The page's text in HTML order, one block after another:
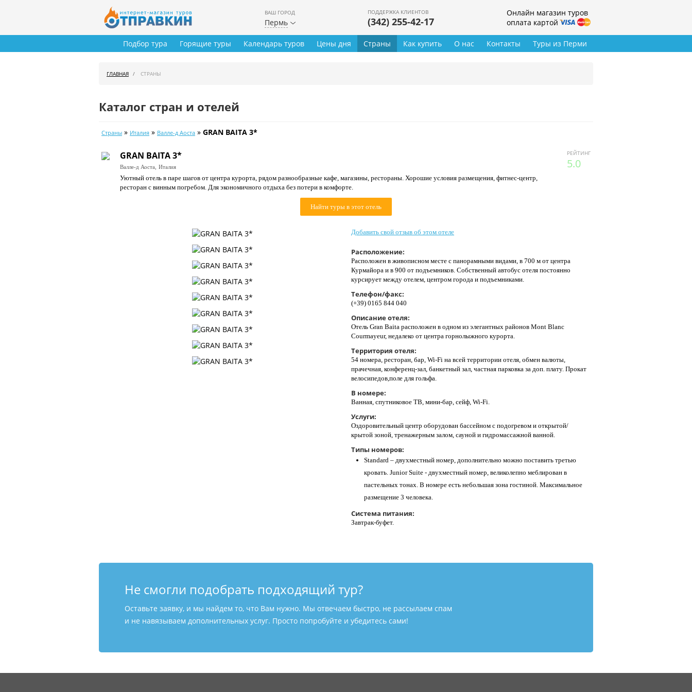
ВАШ ГОРОД
Пермь
ПОДДЕРЖКА КЛИЕНТОВ
(342) 255-42-17
Онлайн магазин туров
оплата картой
Туры из Перми
Подбор тура Горящие туры Календарь туров Цены дня Страны Как купить О нас Контакты
ГЛАВНАЯ СТРАНЫ
Каталог стран и отелей
Страны » Италия » Валле-д Аоста » GRAN BAITA 3*
РЕЙТИНГ
5.0
GRAN BAITA 3*
Валле-д Аоста, Италия
Уютный отель в паре шагов от центра курорта, рядом разнообразные кафе, магазины, рестораны. Хорошие условия размещения, фитнес-центр,
ресторан с винным погребом. Для экономичного отдыха без потери в комфорте.
Найти туры в этот отель
Добавить свой отзыв об этом отеле
Расположение:
Расположен в живописном месте с панорамными видами, в 700 м от центра
Курмайора и в 900 от подъемников. Собственный автобус отеля постоянно
курсирует между отелем, центром города и подъемниками.
Телефон/факс:
(+39) 0165 844 040
Описание отеля:
Отель Gran Baita расположен в одном из элегантных районов Mont Blanc
Courmayeur, недалеко от центра горнолыжного курорта.
Территория отеля:
54 номера, ресторан, бар, Wi-Fi на всей территории отеля, обмен валюты,
прачечная, конференц-зал, банкетный зал, частная парковка за доп. плату. Прокат
велосипедов,поле для гольфа.
В номере:
Ванная, спутниковое ТВ, мини-бар, сейф, Wi-Fi.
Услуги:
Оздоровительный центр оборудован бассейном с подогревом и открытой/
крытой зоной, тренажерным залом, сауной и гидромассажной ванной.
Типы номеров:
Standard – двухместный номер, дополнительно можно поставить третью
кровать. Junior Suite - двухместный номер, великолепно меблирован в
пастельных тонах. В номере есть небольшая зона гостиной. Максимальное
размещение 3 человека.
Система питания:
Завтрак-буфет.
Не смогли подобрать подходящий тур?
Оставьте заявку, и мы найдем то, что Вам нужно. Мы отвечаем быстро, не рассылаем спам
и не навязываем дополнительных услуг. Просто попробуйте и убедитесь сами!